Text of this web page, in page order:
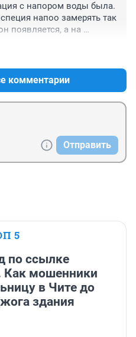
с напором воды была.
напоо замерять так
появляется, а на
комментарии
Отправить
5
по ссылке
Как мошенники
в Чите до
здания